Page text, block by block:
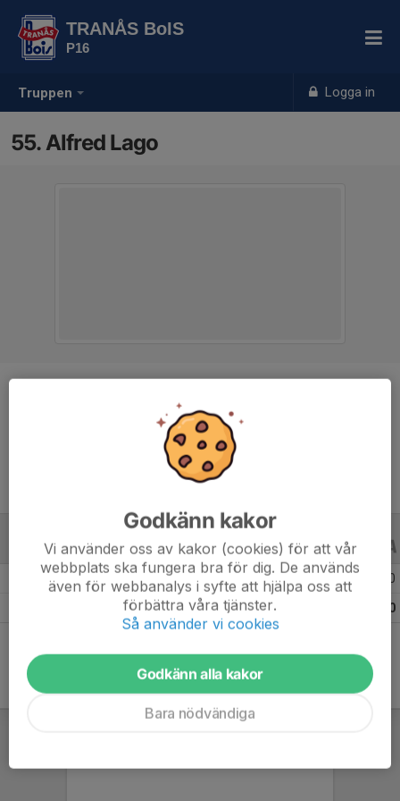
Truppen Logga in
TRANÅS BoIS
P16
55. Alfred Lago
14 år
ALLA SERIER ALLA ÅR
Säsongen 25/26 0
0
Godkänn kakor
Vi använder oss av kakor (cookies) för att vår
webbplats ska fungera bra för dig. De används
även för webbanalys i syfte att hjälpa oss att
förbättra våra tjänster.
Så använder vi cookies
Godkänn alla kakor
Bara nödvändiga